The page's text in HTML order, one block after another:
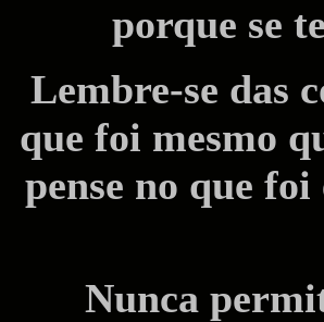
porque se
Lembre-se das
que foi mesmo
pense no que
Nunca